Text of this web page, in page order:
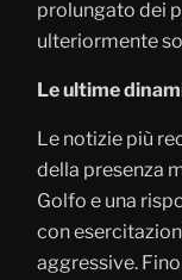
prolungato dei
ulteriormente
Le ultime
Le notizie più
della presenza
Golfo e una
con
aggressive.